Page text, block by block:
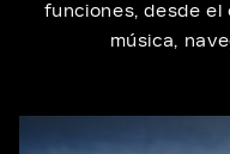
funciones, desde el
música,